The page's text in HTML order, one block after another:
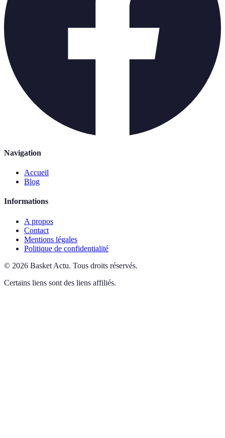
Navigation
Accueil
Blog
Informations
A propos
Contact
Mentions légales
Politique de confidentialité
© 2026 Basket Actu. Tous droits réservés.
Certains liens sont des liens affiliés.